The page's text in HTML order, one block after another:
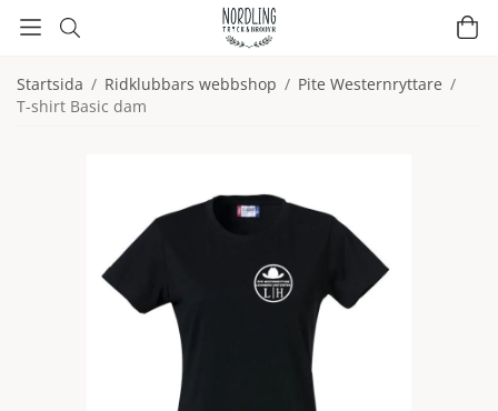
Startsida / Ridklubbars webbshop / Pite Westernryttare /
T-shirt Basic dam